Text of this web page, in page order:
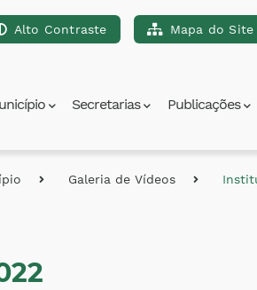
o rodapé [alt+4]
Alto Contraste Mapa do Site
Secretarias Publicações
Galeria de Vídeos